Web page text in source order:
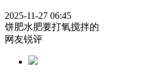
2025-11-27 06:45
饼肥水肥要打氧搅拌的
网友锐评